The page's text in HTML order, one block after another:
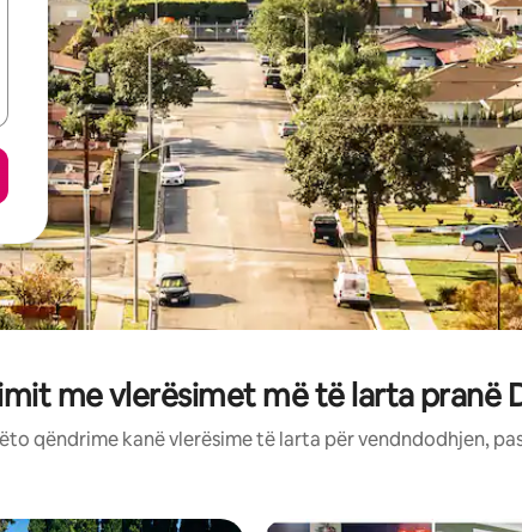
me vlerësimet më të larta pranë
qëndrime kanë vlerësime të larta për vendndodhjen,